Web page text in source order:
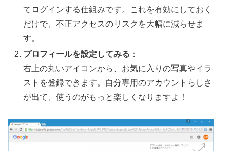
てログインする仕組みです。これを有効にしておく
だけで、不正アクセスのリスクを大幅に減らせま
す。
プロフィールを設定してみる ：
右上の丸いアイコンから、お気に入りの写真やイラ
ストを登録できます。自分専用のアカウントらしさ
が出て、使うのがもっと楽しくなりますよ！